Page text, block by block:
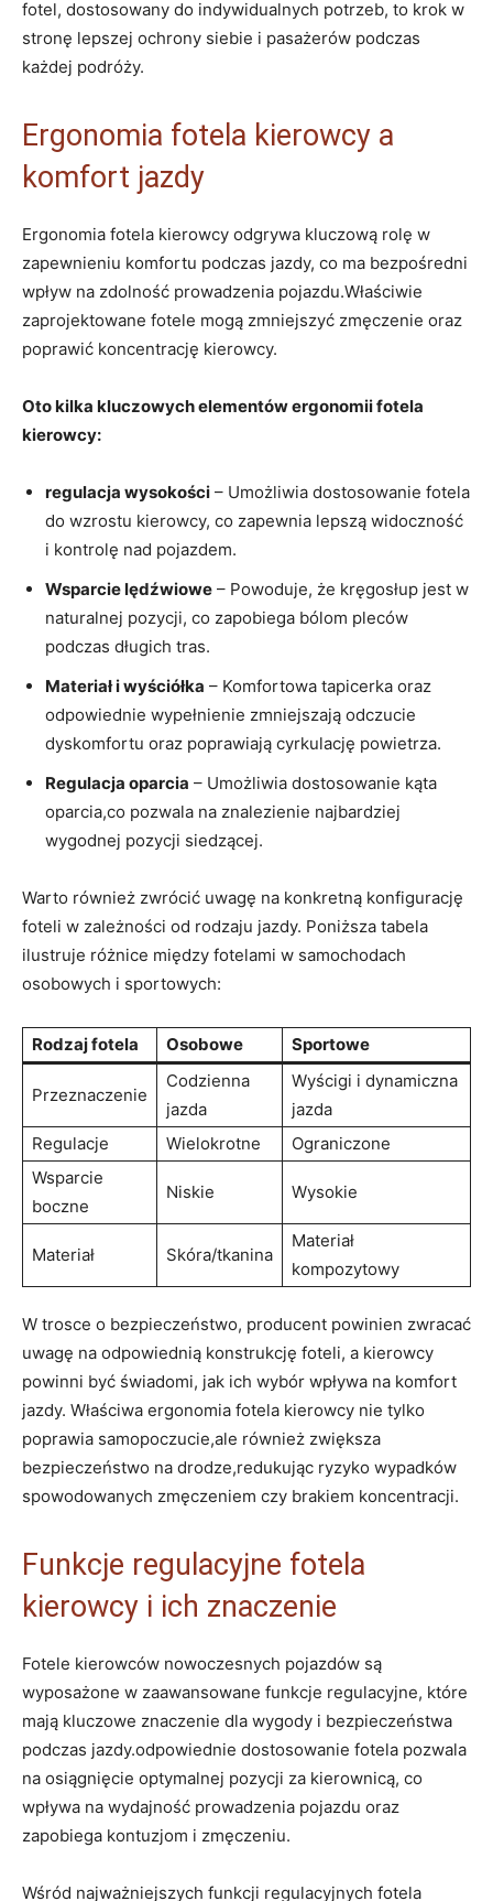
fotel, dostosowany do indywidualnych potrzeb, to krok w
stronę lepszej ​ochrony siebie i⁤ pasażerów podczas
‍każdej podróży.
Ergonomia fotela ⁢kierowcy a
komfort jazdy
Ergonomia fotela kierowcy odgrywa kluczową rolę w
zapewnieniu komfortu podczas jazdy, co ma bezpośredni
⁤wpływ na zdolność prowadzenia‌ pojazdu.Właściwie
zaprojektowane fotele mogą zmniejszyć zmęczenie oraz
poprawić⁤ koncentrację kierowcy.
Oto⁤ kilka​ kluczowych elementów ergonomii fotela
kierowcy:
regulacja wysokości – Umożliwia dostosowanie fotela
do wzrostu kierowcy, co zapewnia lepszą widoczność
i kontrolę nad pojazdem.
Wsparcie⁤ lędźwiowe – Powoduje, że kręgosłup jest⁣ w
naturalnej pozycji, co⁢ zapobiega bólom pleców
podczas długich tras.
Materiał i wyściółka – Komfortowa tapicerka oraz
odpowiednie wypełnienie zmniejszają odczucie
dyskomfortu oraz poprawiają cyrkulację powietrza.
Regulacja oparcia – Umożliwia dostosowanie kąta
oparcia,co pozwala na znalezienie ⁢najbardziej
wygodnej pozycji siedzącej.
Warto również zwrócić uwagę⁣ na ⁣konkretną konfigurację
foteli w zależności od ⁣rodzaju jazdy. ‍Poniższa tabela‌
ilustruje różnice między fotelami w samochodach
osobowych i sportowych:
Rodzaj fotela Osobowe Sportowe
Przeznaczenie
Codzienna
jazda
Wyścigi i dynamiczna
jazda
Regulacje
Wielokrotne
Ograniczone
Wsparcie
boczne
Niskie Wysokie
Materiał Skóra/tkanina
Materiał
kompozytowy
W trosce o bezpieczeństwo, producent⁣ powinien zwracać
uwagę na odpowiednią konstrukcję foteli, a kierowcy
powinni być świadomi, jak ich wybór wpływa na komfort
jazdy. Właściwa ergonomia fotela ​kierowcy nie tylko
poprawia samopoczucie,ale również ‍zwiększa
bezpieczeństwo na drodze,redukując ryzyko wypadków⁤
spowodowanych zmęczeniem czy ⁢brakiem koncentracji.
Funkcje regulacyjne fotela
kierowcy i ich znaczenie
Fotele kierowców nowoczesnych pojazdów są
wyposażone w zaawansowane‌ funkcje regulacyjne, które
mają kluczowe znaczenie dla wygody i bezpieczeństwa
podczas jazdy.odpowiednie dostosowanie fotela pozwala
na osiągnięcie optymalnej pozycji za kierownicą, ‌co
wpływa na wydajność prowadzenia pojazdu oraz
zapobiega kontuzjom i zmęczeniu.
Wśród najważniejszych funkcji regulacyjnych fotela